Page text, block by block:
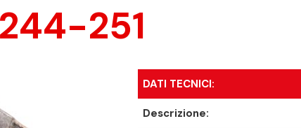
251
DATI TECNICI:
Descrizione: